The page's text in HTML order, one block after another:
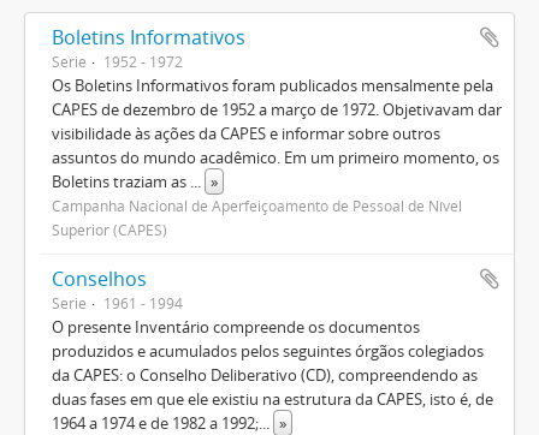
Boletins Informativos
Serie 1952 - 1972
Os Boletins Informativos foram publicados mensalmente pela
CAPES de dezembro de 1952 a março de 1972. Objetivavam dar
visibilidade às ações da CAPES e informar sobre outros
assuntos do mundo acadêmico. Em um primeiro momento, os
Boletins traziam as ... »
Campanha Nacional de Aperfeiçoamento de Pessoal de Nível
Superior (CAPES)
Conselhos
Serie 1961 - 1994
O presente Inventário compreende os documentos
produzidos e acumulados pelos seguintes órgãos colegiados
da CAPES: o Conselho Deliberativo (CD), compreendendo as
duas fases em que ele existiu na estrutura da CAPES, isto é, de
1964 a 1974 e de 1982 a 1992;... »